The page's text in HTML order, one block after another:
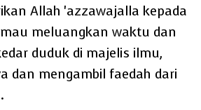
Allah 'azzawajalla kepada
meluangkan waktu dan
duduk di majelis ilmu,
dan mengambil faedah dari